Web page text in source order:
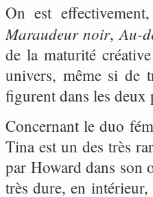
On est
Maraudeur noir,Au-
de la maturité
univers, même si de
figurent dans les deux
Concernant le duo
Tina est un des très
par Howard dans son
très dure, en